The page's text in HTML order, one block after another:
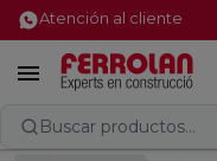
Atención al cliente

Buscar productos...